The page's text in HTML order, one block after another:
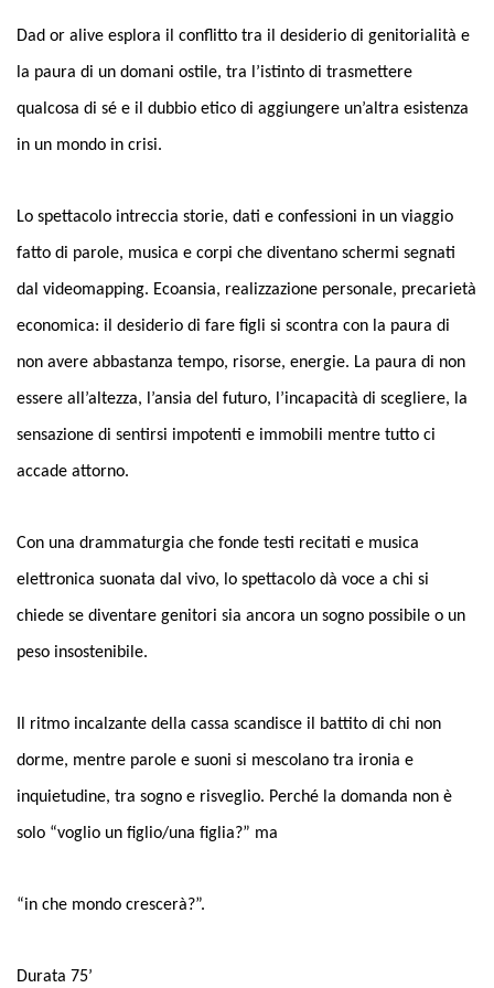
Dad or alive esplora il conflitto tra il desiderio di genitorialità e
la paura di un domani ostile, tra l’istinto di trasmettere
qualcosa di sé e il dubbio etico di aggiungere un’altra esistenza
in un mondo in crisi.
Lo spettacolo intreccia storie, dati e confessioni in un viaggio
fatto di parole, musica e corpi che diventano schermi segnati
dal videomapping. Ecoansia, realizzazione personale, precarietà
economica: il desiderio di fare figli si scontra con la paura di
non avere abbastanza tempo, risorse, energie. La paura di non
essere all’altezza, l’ansia del futuro, l’incapacità di scegliere, la
sensazione di sentirsi impotenti e immobili mentre tutto ci
accade attorno.
Con una drammaturgia che fonde testi recitati e musica
elettronica suonata dal vivo, lo spettacolo dà voce a chi si
chiede se diventare genitori sia ancora un sogno possibile o un
peso insostenibile.
Il ritmo incalzante della cassa scandisce il battito di chi non
dorme, mentre parole e suoni si mescolano tra ironia e
inquietudine, tra sogno e risveglio. Perché la domanda non è
solo “voglio un figlio/una figlia?” ma
“in che mondo crescerà?”.
Durata 75’